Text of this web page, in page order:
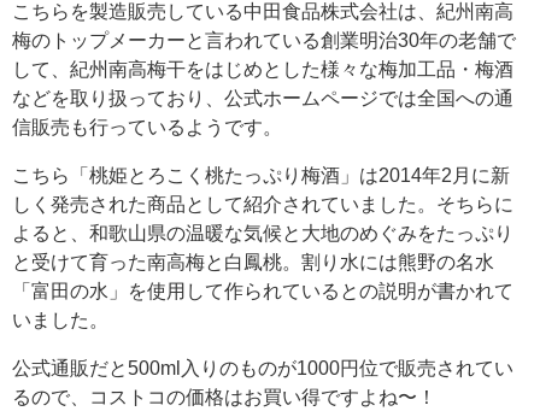
こちらを製造販売している中田食品株式会社は、紀州南高
梅のトップメーカーと言われている創業明治30年の老舗で
して、紀州南高梅干をはじめとした様々な梅加工品・梅酒
などを取り扱っており、公式ホームページでは全国への通
信販売も行っているようです。
こちら「桃姫とろこく桃たっぷり梅酒」は2014年2月に新
しく発売された商品として紹介されていました。そちらに
よると、和歌山県の温暖な気候と大地のめぐみをたっぷり
と受けて育った南高梅と白鳳桃。割り水には熊野の名水
「富田の水」を使用して作られているとの説明が書かれて
いました。
公式通販だと500ml入りのものが1000円位で販売されてい
るので、コストコの価格はお買い得ですよね〜！